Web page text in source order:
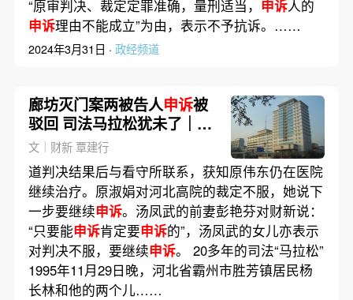
“原审判决、裁定定罪准确，量刑适当， 申诉人的
申诉理由不能成立”为由，表示不予抗诉。……
2024年3月31日 · 政经频道
廊坊灭门案两被告人申诉被
驳回 司法马拉松犹未了｜前
事·后事
文｜财新 覃建行
道判决结果后与看守所联系，获知原伟东仍在医院
继续治疗。原淑娟对河北高院的裁定不服，她说下
一步要继续申诉。汤凤武的前妻彭艳芬对财新说：
“只要能申诉肯定要申诉的”，汤凤武的女儿亦表示
对判决不服，要继续申诉。 20多年的司法“马拉松”
1995年11月29日晚，河北省霸州市胜芳镇居民杨
长林和他的两个儿……